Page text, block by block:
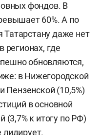
фондов. В
60%. А по
даже нет
где
обновляются,
в Нижегородской
Пензенской (10,5%)
в основной
(3,7% к итогу по РФ)